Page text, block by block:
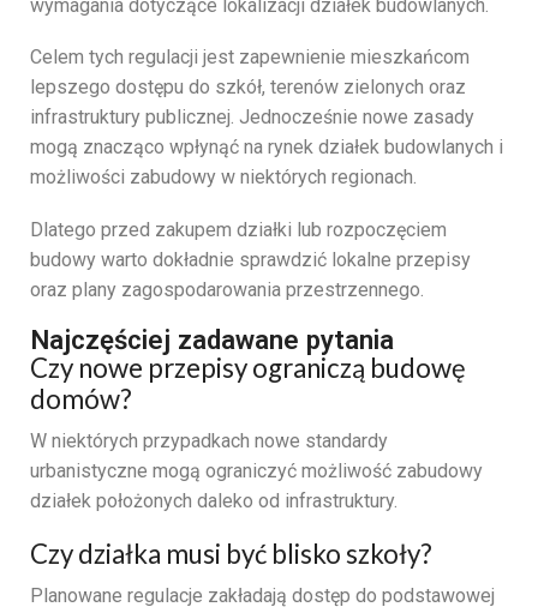
wymagania dotyczące lokalizacji działek budowlanych.
Celem tych regulacji jest zapewnienie mieszkańcom
lepszego dostępu do szkół, terenów zielonych oraz
infrastruktury publicznej. Jednocześnie nowe zasady
mogą znacząco wpłynąć na rynek działek budowlanych i
możliwości zabudowy w niektórych regionach.
Dlatego przed zakupem działki lub rozpoczęciem
budowy warto dokładnie sprawdzić lokalne przepisy
oraz plany zagospodarowania przestrzennego.
Najczęściej zadawane pytania
Czy nowe przepisyograniczą budowę
domów?
W niektórych przypadkach nowe standardy
urbanistyczne mogą ograniczyć możliwość zabudowy
działek położonych daleko od infrastruktury.
Czydziałka musi być bliskoszkoły?
Planowane regulacje zakładają dostęp do podstawowej